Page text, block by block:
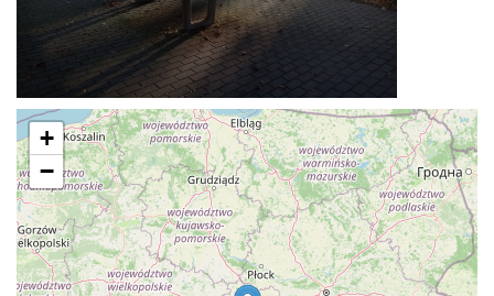
+
−